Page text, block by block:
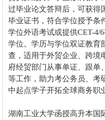
过毕业论文答辩后，可获得
毕业证书 ，符合学位授予
学位外语考试或提供CET-4/
学位。学历与学位双证教育
查，适用于外贸企业、跨境
府经贸部门从事单证、跟单
等工作，助力考公务员、考
中起点学子开拓全球商务职
湖南工业大学函授高升本国